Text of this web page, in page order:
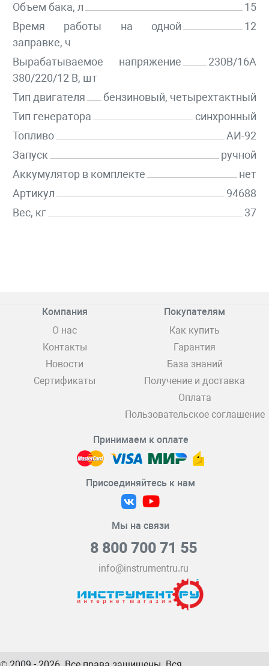
Объем бака, л
15
Время работы на одной
заправке, ч
12
Вырабатываемое напряжение
380/220/12 В, шт
230В/16А
Тип двигателя
бензиновый, четырехтактный
Тип генератора
синхронный
Топливо
АИ-92
Запуск
ручной
Аккумулятор в комплекте
нет
Артикул
94688
Вес, кг
37
Компания
О нас
Контакты
Новости
Сертификаты
Покупателям
Как купить
Гарантия
База знаний
Получение и доставка
Оплата
Пользовательское соглашение
Принимаем к оплате
Присоединяйтесь к нам
Мы на связи
8 800 700 71 55
info@instrumentru.ru